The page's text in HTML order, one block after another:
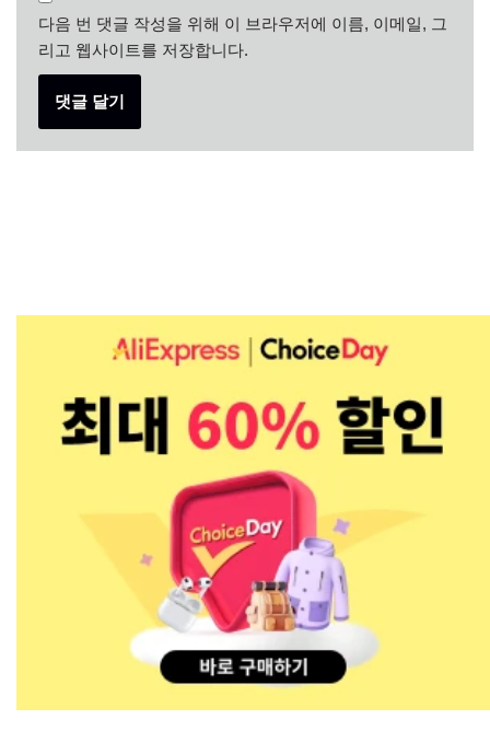
다음 번 댓글 작성을 위해 이 브라우저에 이름, 이메일, 그
리고 웹사이트를 저장합니다.